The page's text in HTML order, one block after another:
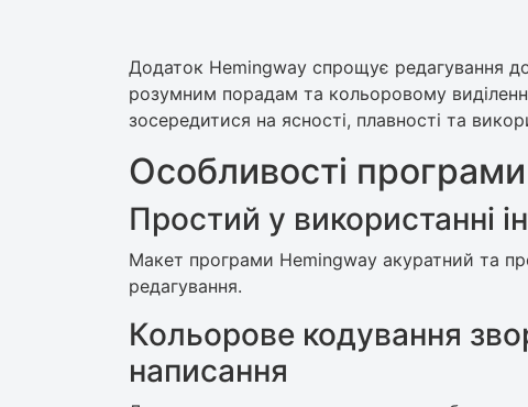
Додаток Hemingway спрощує редагування
розумним порадам та кольоровому
зосередитися на ясності, плавності та
Особливості
Простий у використанні
Макет програми Hemingway акуратний та
редагування.
Кольорове кодування
написання